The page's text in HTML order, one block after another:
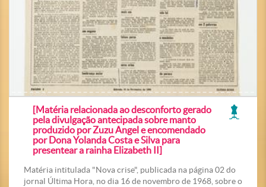
[Matéria relacionada ao desconforto gerado
pela divulgação antecipada sobre manto
produzido por Zuzu Angel e encomendado
por Dona Yolanda Costa e Silva para
presentear a rainha Elizabeth II]
Matéria intitulada "Nova crise", publicada na página 02 do
jornal Última Hora, no dia 16 de novembro de 1968, sobre o